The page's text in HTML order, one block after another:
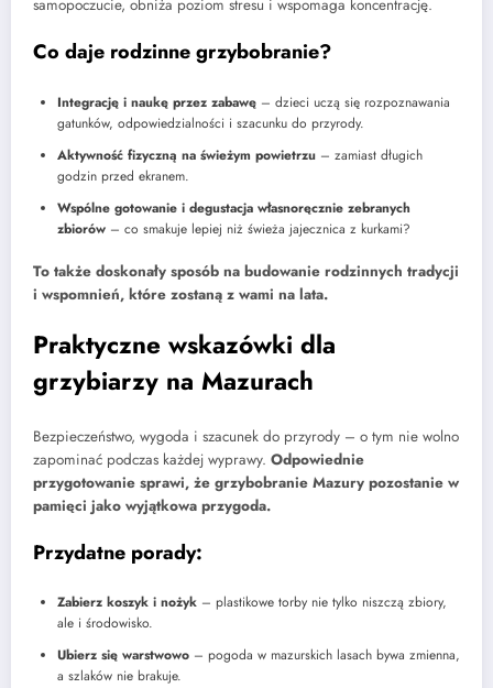
samopoczucie, obniża poziom stresu i wspomaga koncentrację.
Co daje rodzinne grzybobranie?
Integrację i naukę przez zabawę – dzieci uczą się rozpoznawania
gatunków, odpowiedzialności i szacunku do przyrody.
Aktywność fizyczną na świeżym powietrzu – zamiast długich
godzin przed ekranem.
Wspólne gotowanie i degustacja własnoręcznie zebranych
zbiorów – co smakuje lepiej niż świeża jajecznica z kurkami?
To także doskonały sposób na budowanie rodzinnych tradycji
i wspomnień, które zostaną z wami na lata.
Praktyczne wskazówki dla
grzybiarzy na Mazurach
Bezpieczeństwo, wygoda i szacunek do przyrody – o tym nie wolno
zapominać podczas każdej wyprawy. Odpowiednie
przygotowanie sprawi, że grzybobranie Mazury pozostanie w
pamięci jako wyjątkowa przygoda.
Przydatne porady:
Zabierz koszyk i nożyk – plastikowe torby nie tylko niszczą zbiory,
ale i środowisko.
Ubierz się warstwowo – pogoda w mazurskich lasach bywa zmienna,
a szlaków nie brakuje.